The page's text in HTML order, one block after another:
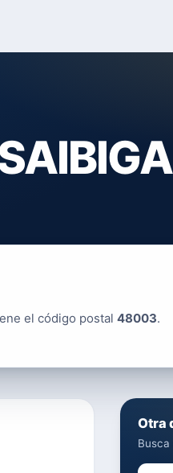
el código postal 48003.
Otra